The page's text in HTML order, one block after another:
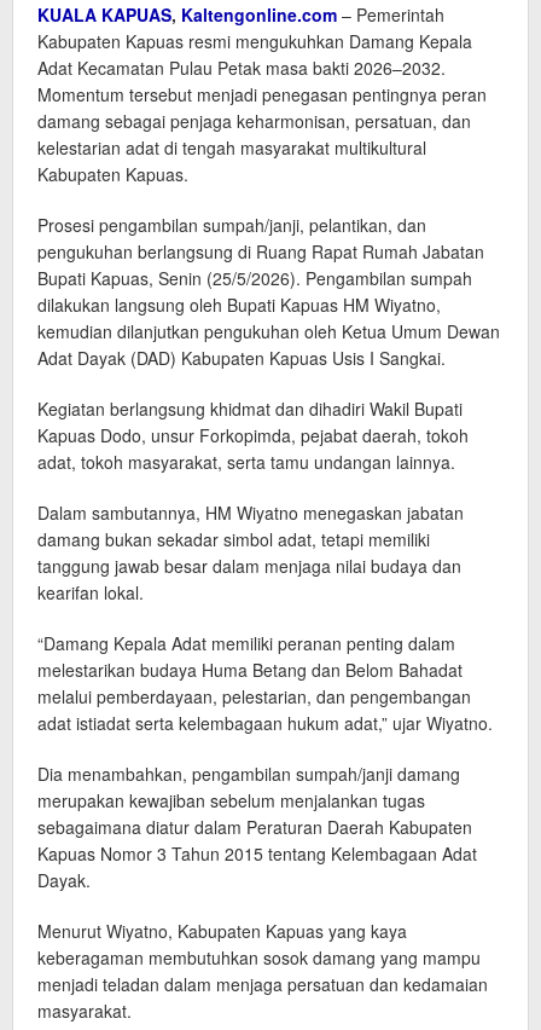
KUALA KAPUAS, Kaltengonline.com – Pemerintah
Kabupaten Kapuas resmi mengukuhkan Damang Kepala
Adat Kecamatan Pulau Petak masa bakti 2026–2032.
Momentum tersebut menjadi penegasan pentingnya peran
damang sebagai penjaga keharmonisan, persatuan, dan
kelestarian adat di tengah masyarakat multikultural
Kabupaten Kapuas.
Prosesi pengambilan sumpah/janji, pelantikan, dan
pengukuhan berlangsung di Ruang Rapat Rumah Jabatan
Bupati Kapuas, Senin (25/5/2026). Pengambilan sumpah
dilakukan langsung oleh Bupati Kapuas HM Wiyatno,
kemudian dilanjutkan pengukuhan oleh Ketua Umum Dewan
Adat Dayak (DAD) Kabupaten Kapuas Usis I Sangkai.
Kegiatan berlangsung khidmat dan dihadiri Wakil Bupati
Kapuas Dodo, unsur Forkopimda, pejabat daerah, tokoh
adat, tokoh masyarakat, serta tamu undangan lainnya.
Dalam sambutannya, HM Wiyatno menegaskan jabatan
damang bukan sekadar simbol adat, tetapi memiliki
tanggung jawab besar dalam menjaga nilai budaya dan
kearifan lokal.
“Damang Kepala Adat memiliki peranan penting dalam
melestarikan budaya Huma Betang dan Belom Bahadat
melalui pemberdayaan, pelestarian, dan pengembangan
adat istiadat serta kelembagaan hukum adat,” ujar Wiyatno.
Dia menambahkan, pengambilan sumpah/janji damang
merupakan kewajiban sebelum menjalankan tugas
sebagaimana diatur dalam Peraturan Daerah Kabupaten
Kapuas Nomor 3 Tahun 2015 tentang Kelembagaan Adat
Dayak.
Menurut Wiyatno, Kabupaten Kapuas yang kaya
keberagaman membutuhkan sosok damang yang mampu
menjadi teladan dalam menjaga persatuan dan kedamaian
masyarakat.